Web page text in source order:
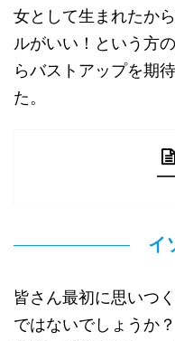
女として生まれたか
ルがいい！という方
らバストアップを期
た。
イ
皆さん最初に思いつ
ではないでしょうか？